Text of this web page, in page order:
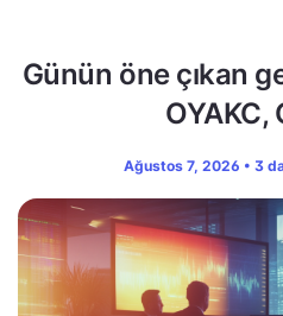
Günün öne çıkan
OYAKC,
Ağustos 7, 2026 • 3